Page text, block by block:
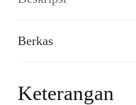
Berkas
Keterangan